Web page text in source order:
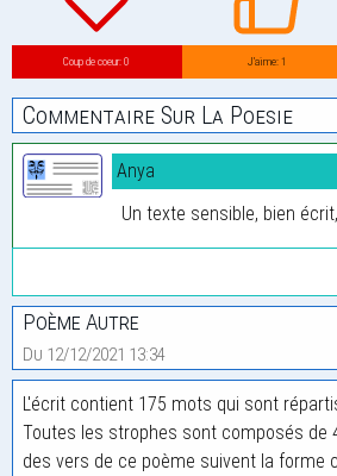
Coup de coeur: 0 J’aime: 1
Commentaire Sur La Poesie
Anya
Un texte sensible, bien
Poème Autre
Du 12/12/2021 13:34
L'écrit contient 175 mots qui sont
Toutes les strophes sont composés de
des vers de ce poème suivent la forme